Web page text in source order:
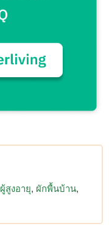
ผู้สูงอายุ ผักพื้นบ้าน